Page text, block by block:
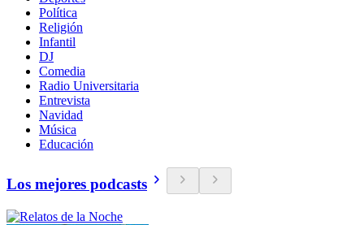
Política
Religión
Infantil
DJ
Comedia
Radio Universitaria
Entrevista
Navidad
Música
Educación
Los mejores podcasts